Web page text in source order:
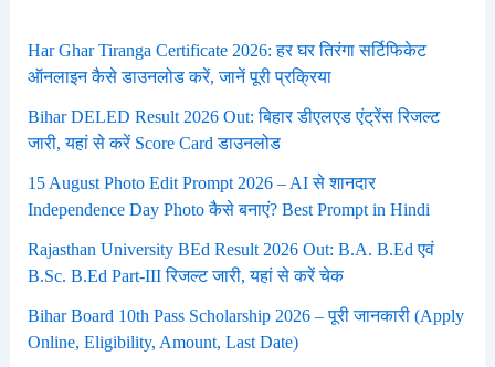
Har Ghar Tiranga Certificate 2026: हर घर तिरंगा सर्टिफिकेट
ऑनलाइन कैसे डाउनलोड करें, जानें पूरी प्रक्रिया
Bihar DELED Result 2026 Out: बिहार डीएलएड एंट्रेंस रिजल्ट
जारी, यहां से करें Score Card डाउनलोड
15 August Photo Edit Prompt 2026 – AI से शानदार
Independence Day Photo कैसे बनाएं? Best Prompt in Hindi
Rajasthan University BEd Result 2026 Out: B.A. B.Ed एवं
B.Sc. B.Ed Part-III रिजल्ट जारी, यहां से करें चेक
Bihar Board 10th Pass Scholarship 2026 – पूरी जानकारी (Apply
Online, Eligibility, Amount, Last Date)